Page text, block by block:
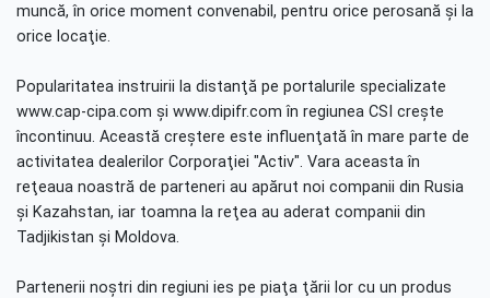
muncă, în orice moment convenabil, pentru orice perosană şi la
orice locaţie.
Popularitatea instruirii la distanţă pe portalurile specializate
www.cap-cipa.com şi www.dipifr.com în regiunea CSI creşte
încontinuu. Această creştere este influenţată în mare parte de
activitatea dealerilor Corporaţiei "Activ". Vara aceasta în
reţeaua noastră de parteneri au apărut noi companii din Rusia
şi Kazahstan, iar toamna la reţea au aderat companii din
Tadjikistan şi Moldova.
Partenerii noştri din regiuni ies pe piaţa ţării lor cu un produs